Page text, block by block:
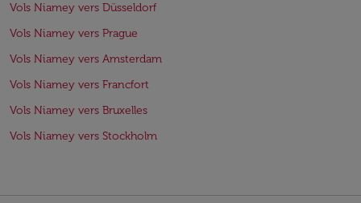
Vols Niamey vers Düsseldorf
Vols Niamey vers Prague
Vols Niamey vers Amsterdam
Vols Niamey vers Francfort
Vols Niamey vers Bruxelles
Vols Niamey vers Stockholm